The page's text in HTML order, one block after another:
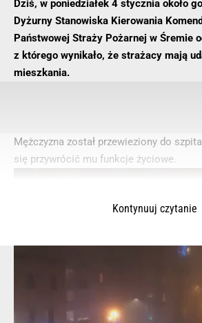
Mężczyzna został przewieziony do
się przywrócić mu funkcje życiowe.
Dziś, w poniedziałek 4 stycznia około
Dyżurny Stanowiska Kierowania
Państwowej Straży Pożarnej w Śremie
z którego wynikało, że strażacy mają
mieszkania.
Kontynuuj czytanie